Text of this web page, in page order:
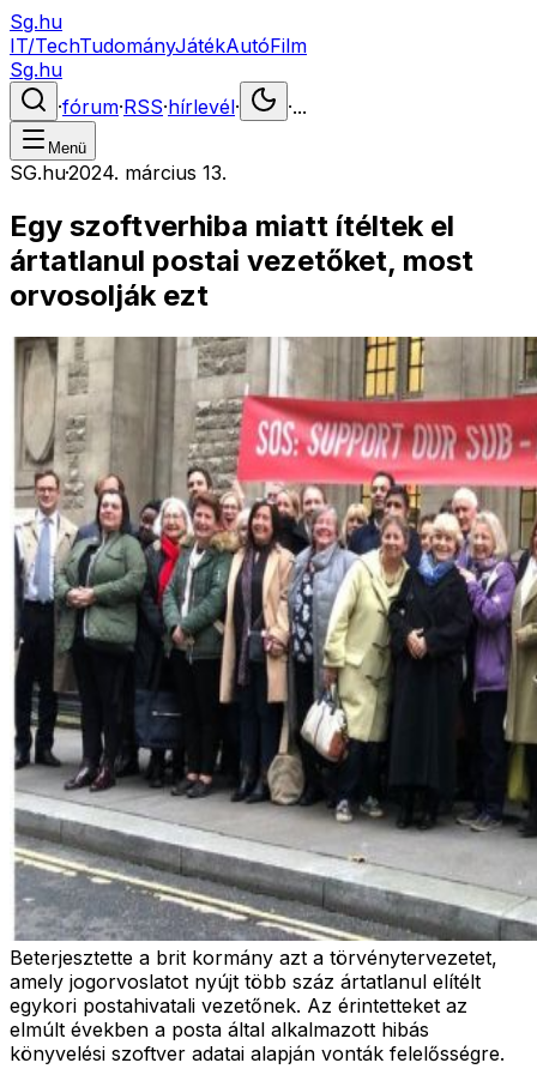
Sg.hu
IT/TechTudományJátékAutóFilm
Sg.hu
·fórum·RSS·hírlevél· ·...
Menü
SG.hu·2024. március 13.
Egy szoftverhiba miatt ítéltek el
ártatlanul postai vezetőket, most
orvosolják ezt
Beterjesztette a brit kormány azt a törvénytervezetet,
amely jogorvoslatot nyújt több száz ártatlanul elítélt
egykori postahivatali vezetőnek. Az érintetteket az
elmúlt években a posta által alkalmazott hibás
könyvelési szoftver adatai alapján vonták felelősségre.